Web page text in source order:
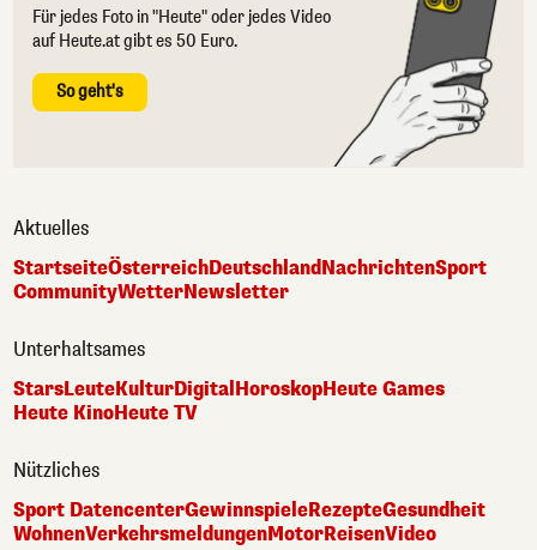
Für jedes Foto in "Heute" oder jedes Video
auf Heute.at gibt es 50 Euro.
So geht's
Aktuelles
StartseiteÖsterreichDeutschlandNachrichtenSport
CommunityWetterNewsletter
Unterhaltsames
StarsLeuteKulturDigital HoroskopHeute Games
Heute KinoHeute TV
Nützliches
Sport DatencenterGewinnspieleRezepteGesundheit
WohnenVerkehrsmeldungenMotorReisenVideo